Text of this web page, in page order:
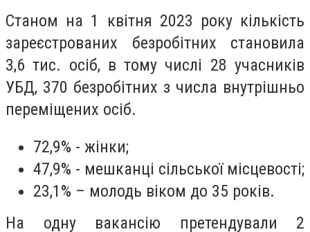
Станом на 1 квітня 2023 року кількість
зареєстрованих безробітних становила
3,6 тис. осіб, в тому числі 28 учасників
УБД, 370 безробітних з числа внутрішньо
переміщених осіб.
72,9% - жінки;
47,9% - мешканці сільської місцевості;
23,1% – молодь віком до 35 років.
На одну вакансію претендували 2